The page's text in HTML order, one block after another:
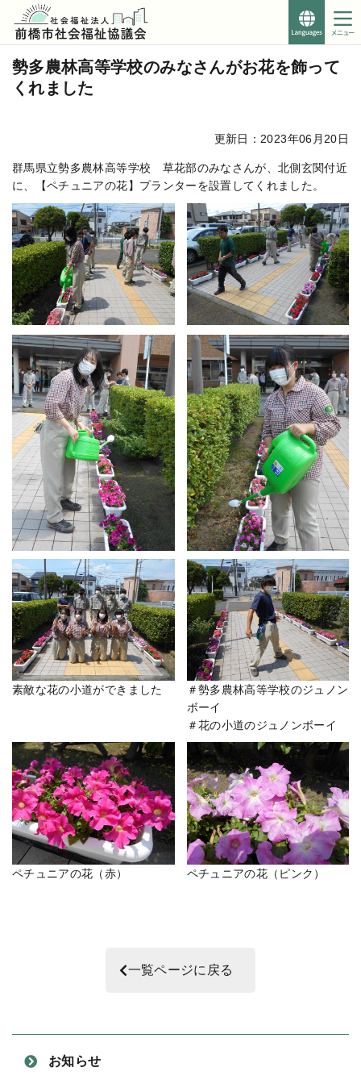
Foreign
Languages
す。
勢多農林高等学校のみなさんがお花を飾って
くれました
更新日：2023年06月20日
群馬県立勢多農林高等学校 草花部のみなさんが、北側玄関付近
に、【ペチュニアの花】プランターを設置してくれました。
素敵な花の小道ができました
＃勢多農林高等学校のジュノン
ボーイ
＃花の小道のジュノンボーイ
ペチュニアの花（赤） ペチュニアの花（ピンク）
一覧ページに戻る
お知らせ